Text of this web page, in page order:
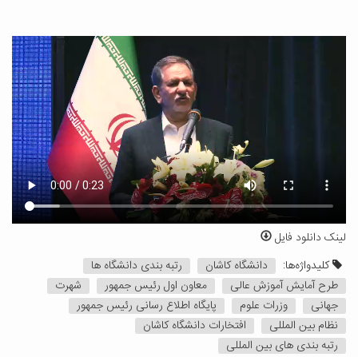
لینک دانلود فایل
کلیدواژه‌ها:
دانشگاه کاشان
رتبه بندی دانشگاه ها
طرح آمایش آموزش عالی
معاون اول رئیس جمهور
شهرت
جهانی
وزرات علوم
پایگاه اطلاع رسانی رئیس جمهور
نظام بین المللی
افتخارات دانشگاه کاشان
رتبه بندی های بین المللی